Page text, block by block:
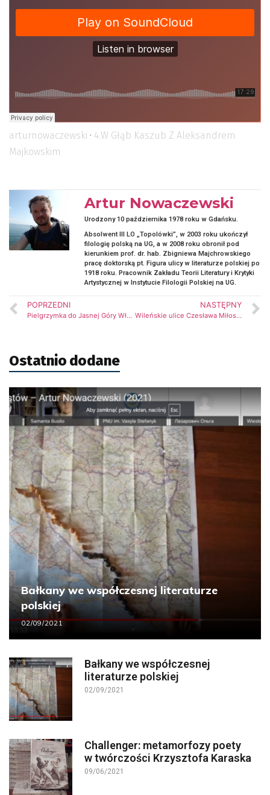
arturnowaczewski · 4.W Głąb Kaszub Z Aleksandrem
Majkowskim
Artur Nowaczewski
Urodzony 10 października 1978 roku w Gdańsku.
Absolwent III LO „Topolówki”, w 2003 roku ukończył
filologię polską na UG, a w 2008 roku obronił pod
kierunkiem prof. dr. hab. Zbigniewa Majchrowskiego
pracę doktorską pt. Figura ulicy w literaturze polskiej po
1918 roku. Pracownik Zakładu Teorii Literatury i Krytyki
Artystycznej w Instytucie Filologii Polskiej na UG.
POPRZEDNI
Pielgrzymka do Jasnej Góry Władysława St. Reymonta
NASTĘPNY
Wileńskie ulice Czesława Miłosza
Ostatnio dodane
Bałkany we współczesnej literaturze
polskiej
02/09/2021
Bałkany we współczesnej
literaturze polskiej
02/09/2021
Challenger: metamorfozy poety
w twórczości Krzysztofa Karaska
09/06/2021